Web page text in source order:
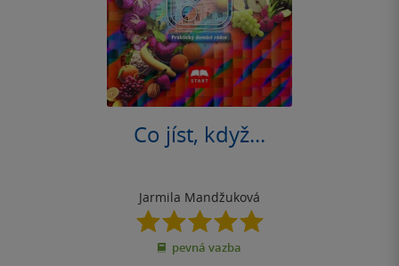
Co jíst, když...
Jarmila Mandžuková
5.0
z
5
pevná vazba